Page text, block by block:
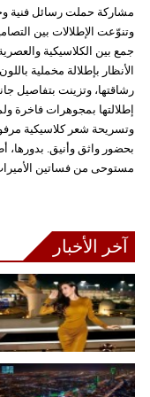
مشاركة حملت رسائل فنية
وتنوّعت الإطلالات بين
جمع بين الكلاسيكية
الأنظار بإطلالة مخملية
رشاقتها، وتزينت بتفاصيل
إطلالتها بمجوهرات
وتسريحة شعر كلاسيكية
بحضور واثق وأنيق.
مستوحى من فساتين
آخر الأخبار